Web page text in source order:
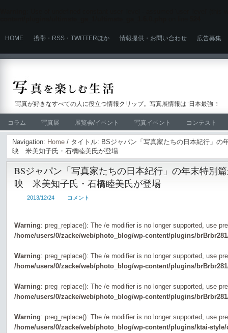
HOME 携帯・RSS・TWITTERほか 情報提供・お問い合わせ 広告募集
写真が好きなすべての人に役立つ情報クリップ。写真展情報は"日本最強"!
コラム 写真展 展覧会/イベント 写真イベント コンテスト
Navigation: Home / タイトル: BSジャパン「写真家たちの日本紀行」の
映 米美知子氏・石橋睦美氏が登場
BSジャパン「写真家たちの日本紀行」の年末特別
映 米美知子氏・石橋睦美氏が登場
2013/12/24 コメント
Warning: preg_replace(): The /e modifier is no longer supported, use
/home/users/0/zacke/web/photo_blog/wp-content/plugins/
Warning: preg_replace(): The /e modifier is no longer supported, use
/home/users/0/zacke/web/photo_blog/wp-content/plugins/
Warning: preg_replace(): The /e modifier is no longer supported, use
/home/users/0/zacke/web/photo_blog/wp-content/plugins/
Warning: preg_replace(): The /e modifier is no longer supported, use
/home/users/0/zacke/web/photo_blog/wp-content/plugins/ktai-